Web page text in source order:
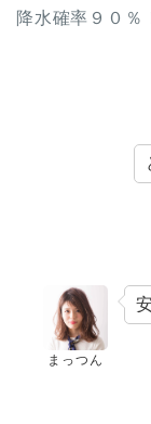
降水確率９０％
まっつん